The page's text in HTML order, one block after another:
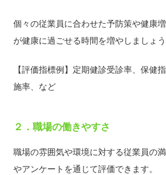
個々の従業員に合わせた予防策や健康
が健康に過ごせる時間を増やしましょう
【評価指標例】定期健診受診率、保健
施率、など
２．職場の働きやすさ
職場の雰囲気や環境に対する従業員の
やアンケートを通じて評価できます。